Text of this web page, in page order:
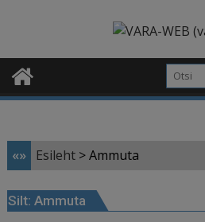
«» Esileht >Ammuta
Silt:Ammuta